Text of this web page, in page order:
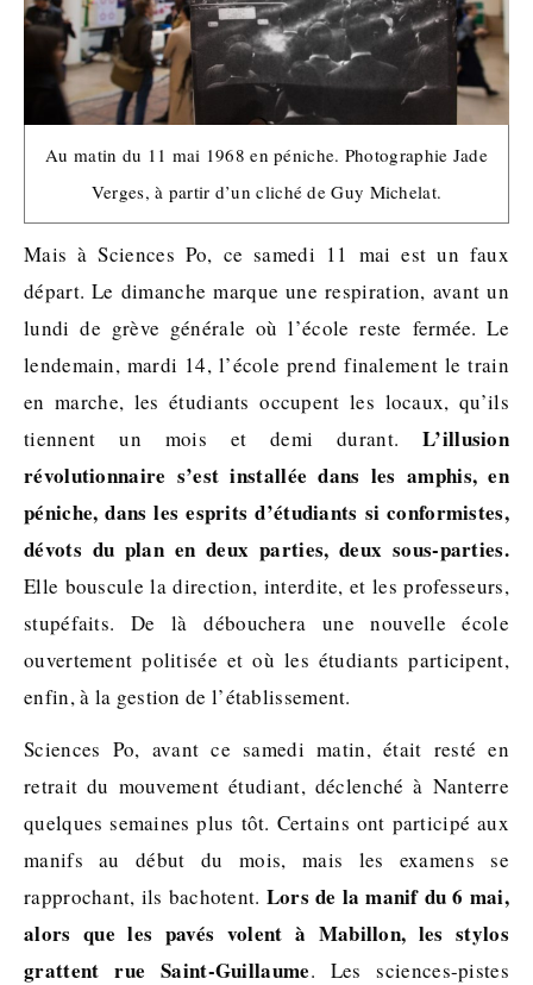
Au matin du 11 mai 1968 en péniche. Photographie Jade
Verges, à partir d’un cliché de Guy Michelat.
Mais à Sciences Po, ce samedi 11 mai est un faux
départ. Le dimanche marque une respiration, avant un
lundi de grève générale où l’école reste fermée. Le
lendemain, mardi 14, l’école prend finalement le train
en marche, les étudiants occupent les locaux, qu’ils
tiennent un mois et demi durant. L’illusion
révolutionnaire s’est installée dans les amphis, en
péniche, dans les esprits d’étudiants si conformistes,
dévots du plan en deux parties, deux sous-parties.
Elle bouscule la direction, interdite, et les professeurs,
stupéfaits. De là débouchera une nouvelle école
ouvertement politisée et où les étudiants participent,
enfin, à la gestion de l’établissement.
Sciences Po, avant ce samedi matin, était resté en
retrait du mouvement étudiant, déclenché à Nanterre
quelques semaines plus tôt. Certains ont participé aux
manifs au début du mois, mais les examens se
rapprochant, ils bachotent. Lors de la manif du 6 mai,
alors que les pavés volent à Mabillon, les stylos
grattent rue Saint-Guillaume. Les sciences-pistes